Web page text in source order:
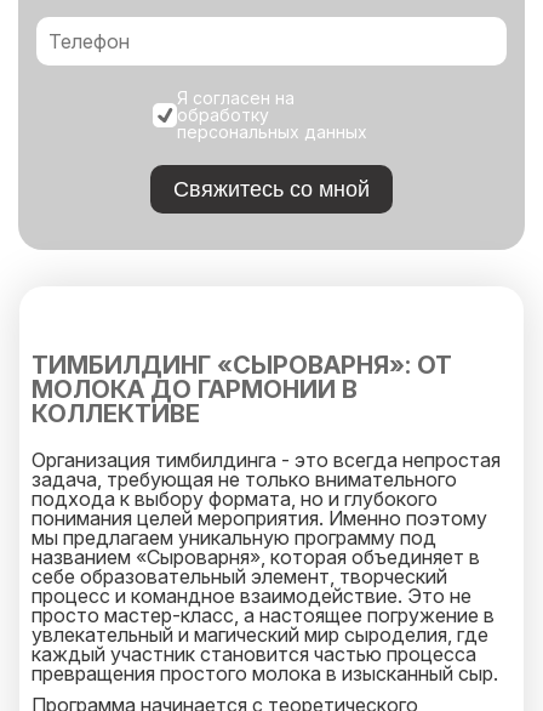
Я согласен на
обработку
персональных данных
Свяжитесь со мной
ТИМБИЛДИНГ «СЫРОВАРНЯ»: ОТ
МОЛОКА ДО ГАРМОНИИ В
КОЛЛЕКТИВЕ
Организация тимбилдинга - это всегда непростая
задача, требующая не только внимательного
подхода к выбору формата, но и глубокого
понимания целей мероприятия. Именно поэтому
мы предлагаем уникальную программу под
названием «Сыроварня», которая объединяет в
себе образовательный элемент, творческий
процесс и командное взаимодействие. Это не
просто мастер-класс, а настоящее погружение в
увлекательный и магический мир сыроделия, где
каждый участник становится частью процесса
превращения простого молока в изысканный сыр.
Программа начинается с теоретического